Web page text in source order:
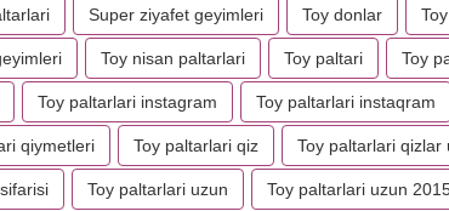
Super ziyafet geyimleri Toy donlar
Toy nisan paltarlari Toy paltari Toy
Toy paltarlari instagram Toy paltarlari instaqram
qiymetleri Toy paltarlari qiz Toy paltarlari qizlar
Toy paltarlari uzun Toy paltarlari uzun